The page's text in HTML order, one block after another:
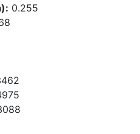
0.255